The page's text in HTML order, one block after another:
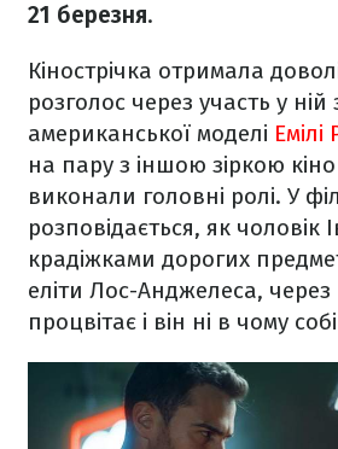
21 березня.
Кінострічка отримала
розголос через участь у
американської моделі
на пару з іншою зіркою
виконали головні ролі. У
розповідається, як чоловік
крадіжками дорогих
еліти Лос-Анджелеса,
процвітає і він ні в чому